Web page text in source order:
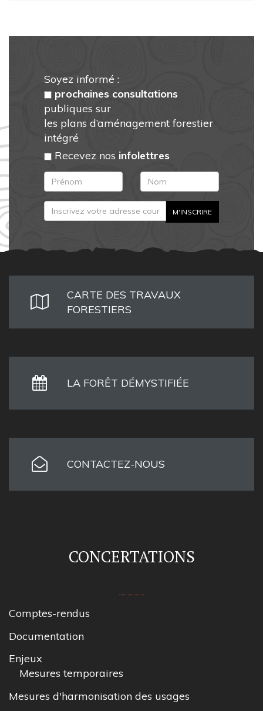
Soyez informé :
prochaines consultations
publiques sur
les plans d’aménagement forestier
intégré
Recevez nos infolettres
CARTE DES TRAVAUX
FORESTIERS
LA FORÊT DÉMYSTIFIÉE
CONTACTEZ-NOUS
CONCERTATIONS
Comptes-rendus
Documentation
Enjeux
Mesures temporaires
Mesures d'harmonisation des usages